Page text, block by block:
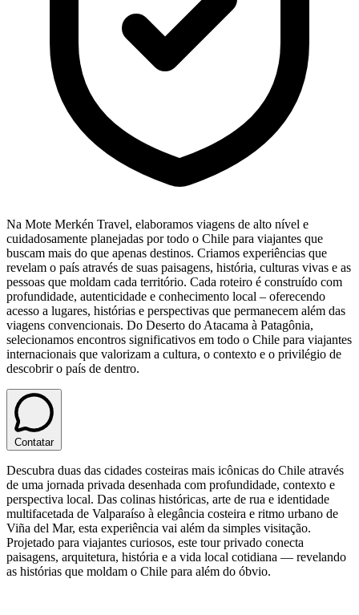
Na Mote Merkén Travel, elaboramos viagens de alto nível e
cuidadosamente planejadas por todo o Chile para viajantes que
buscam mais do que apenas destinos. Criamos experiências que
revelam o país através de suas paisagens, história, culturas vivas e as
pessoas que moldam cada território. Cada roteiro é construído com
profundidade, autenticidade e conhecimento local – oferecendo
acesso a lugares, histórias e perspectivas que permanecem além das
viagens convencionais. Do Deserto do Atacama à Patagônia,
selecionamos encontros significativos em todo o Chile para viajantes
internacionais que valorizam a cultura, o contexto e o privilégio de
descobrir o país de dentro.
Contatar
Descubra duas das cidades costeiras mais icônicas do Chile através
de uma jornada privada desenhada com profundidade, contexto e
perspectiva local. Das colinas históricas, arte de rua e identidade
multifacetada de Valparaíso à elegância costeira e ritmo urbano de
Viña del Mar, esta experiência vai além da simples visitação.
Projetado para viajantes curiosos, este tour privado conecta
paisagens, arquitetura, história e a vida local cotidiana — revelando
as histórias que moldam o Chile para além do óbvio.